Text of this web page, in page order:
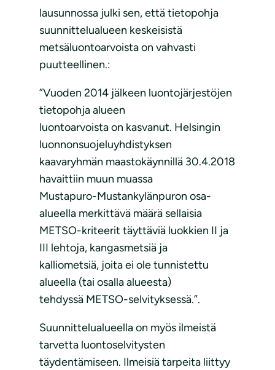
lausunnossa julki sen, että tietopohja
suunnittelualueen keskeisistä
metsäluontoarvoista on vahvasti
puutteellinen.:
”Vuoden 2014 jälkeen luontojärjestöjen
tietopohja alueen
luontoarvoista on kasvanut. Helsingin
luonnonsuojeluyhdistyksen
kaavaryhmän maastokäynnillä 30.4.2018
havaittiin muun muassa
Mustapuro-Mustankylänpuron osa-
alueella merkittävä määrä sellaisia
METSO-kriteerit täyttäviä luokkien II ja
III lehtoja, kangasmetsiä ja
kalliometsiä, joita ei ole tunnistettu
alueella (tai osalla alueesta)
tehdyssä METSO-selvityksessä.”.
Suunnittelualueella on myös ilmeistä
tarvetta luontoselvitysten
täydentämiseen. Ilmeisiä tarpeita liittyy